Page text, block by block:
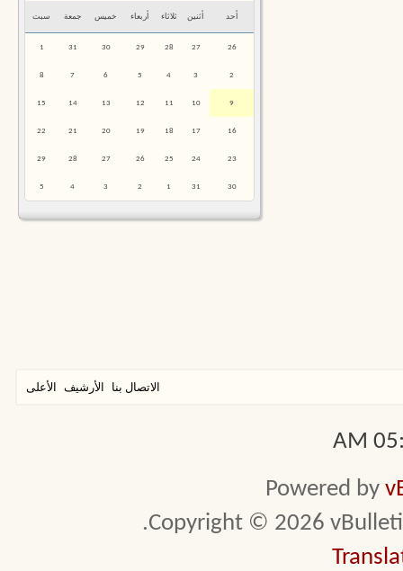
أحد أثنين ثلاثاء أربعاء خميس جمعة سبت
26
27
28
29
30
31
1
2
3
4
5
6
7
8
9
10
11
12
13
14
15
16
17
18
19
20
21
22
23
24
25
26
27
28
29
30
31
1
2
3
4
5
الاتصال بنا الأرشيف الأعلى
Powered by
Copyright © 2026